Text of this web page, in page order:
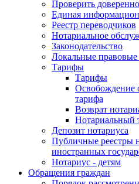
Проверить
Единая
Реестр переводчиков
Нотариальное
Законодательство
Локальные
Тарифы
Тарифы
Освобождение
тарифа
Возврат
Нотариальный
Депозит нотариуса
Публичные реестры
иностранных
Нотариус - детям
Обращения граждан